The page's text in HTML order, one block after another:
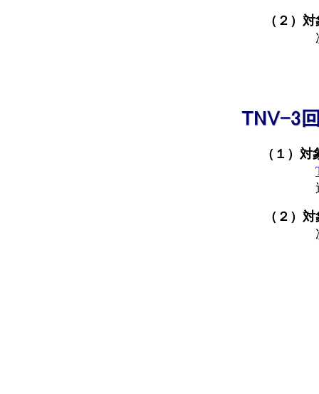
（２）
次の全
（１）
過電圧
（２）対
次の全